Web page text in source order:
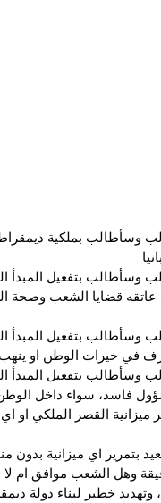
وسأطالب بملكية
وسأطالب بتفعيل المبدأ
قضايا الشعب
وسأطالب بتفعيل المبدأ
في خيرات الوطن او
وسأطالب بتفعيل المبدأ
فاسد، سواء داخل
القصر الملكي او
بتمرير اي ميزانية بدون
وهل الشعب موافق ام
خطير لبناء دولة